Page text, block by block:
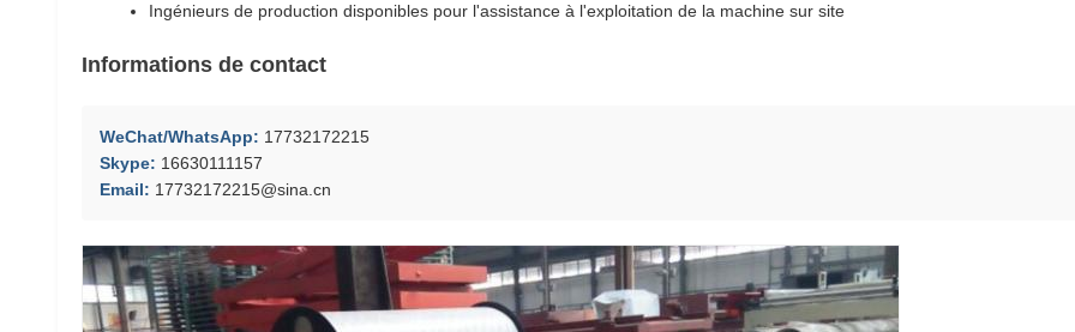
Ingénieurs de production disponibles pour l'assistance à l'exploitation de la machine sur site
Informations de contact
WeChat/WhatsApp: 17732172215
Skype: 16630111157
Email: 17732172215@sina.cn